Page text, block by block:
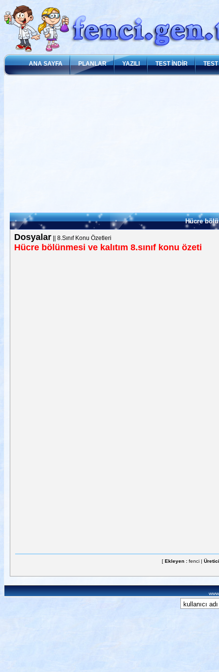
ANA SAYFA PLANLAR YAZILI TEST İNDİR
Hücre
Dosyalar|| 8.Sınıf Konu Özetleri
Hücre bölünmesi ve kalıtım 8.sınıf konu özeti
[ Ekleyen : fenci |